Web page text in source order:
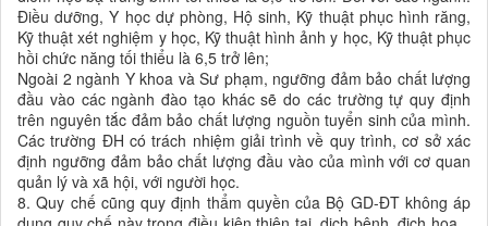
Điều dưỡng, Y học dự phòng, Hộ sinh, Kỹ thuật phục hình răng,
Kỹ thuật xét nghiệm y học, Kỹ thuật hình ảnh y học, Kỹ thuật phục
hồi chức năng tối thiểu là 6,5 trở lên;
Ngoài 2 ngành Y khoa và Sư phạm, ngưỡng đảm bảo chất lượng
đầu vào các ngành đào tạo khác sẽ do các trường tự quy định
trên nguyên tắc đảm bảo chất lượng nguồn tuyển sinh của mình.
Các trường ĐH có trách nhiệm giải trình về quy trình, cơ sở xác
định ngưỡng đảm bảo chất lượng đầu vào của mình với cơ quan
quản lý và xã hội, với người học.
8. Quy chế cũng quy định thẩm quyền của Bộ GD-ĐT không áp